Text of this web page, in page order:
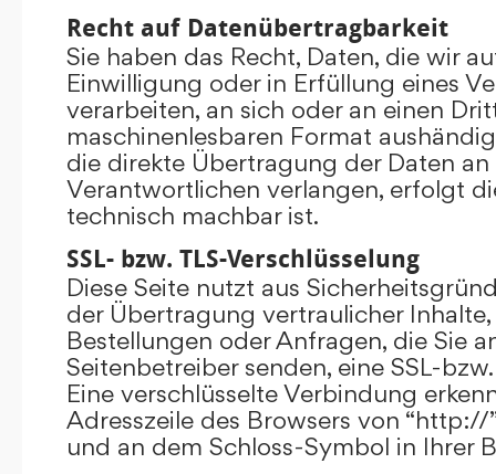
Recht auf Datenübertragbarkeit
Sie haben das Recht, Daten, die wir
Einwilligung oder in Erfüllung eines
verarbeiten, an sich oder an einen
maschinenlesbaren Format
die direkte Übertragung der Daten
Verantwortlichen verlangen, erfolgt
technisch machbar ist.
SSL- bzw. TLS-Verschlüsselung
Diese Seite nutzt aus
der Übertragung vertraulicher
Bestellungen oder Anfragen, die Sie
Seitenbetreiber senden, eine SSL-
Eine verschlüsselte Verbindung
Adresszeile des Browsers von
und an dem Schloss-Symbol in Ihrer